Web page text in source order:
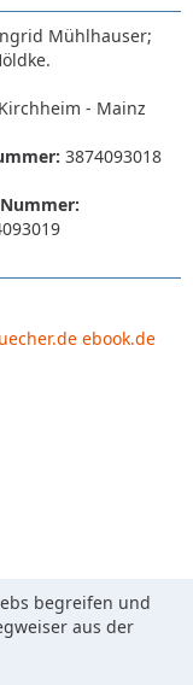
Mühlhauser;
Kirchheim - Mainz
3874093018
ebook.de
begreifen und
aus der